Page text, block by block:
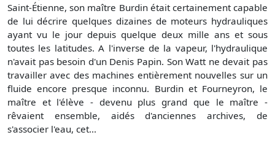
Saint-Étienne, son maître Burdin était certainement capable
de lui décrire quelques dizaines de moteurs hydrauliques
ayant vu le jour depuis quelque deux mille ans et sous
toutes les latitudes. A l'inverse de la vapeur, l'hydraulique
n'avait pas besoin d'un Denis Papin. Son Watt ne devait pas
travailler avec des machines entièrement nouvelles sur un
fluide encore presque inconnu. Burdin et Fourneyron, le
maître et l'élève - devenu plus grand que le maître -
rêvaient ensemble, aidés d'anciennes archives, de
s'associer l'eau, cet...